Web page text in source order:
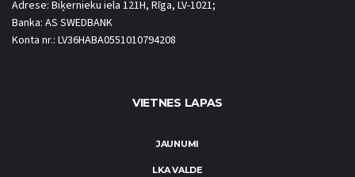
Adrese: Biķernieku iela 121H, Rīga, LV-1021;
Banka: AS SWEDBANK
Konta nr.: LV36HABA0551010794208
VIETNES LAPAS
JAUNUMI
LKA VALDE